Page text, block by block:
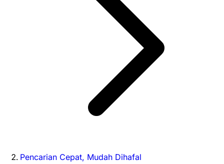
Pencarian Cepat, Mudah Dihafal